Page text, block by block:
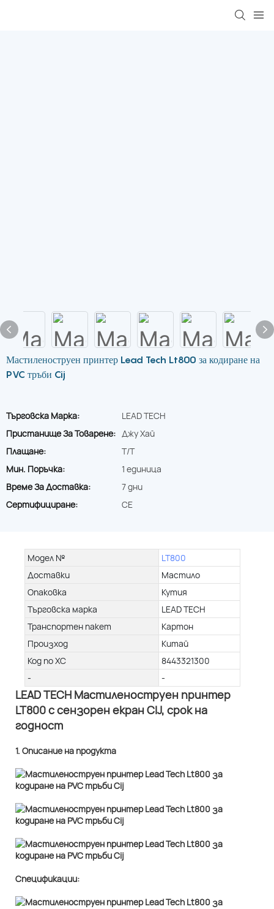
Мастиленоструен принтер Lead Tech Lt800 за кодиране на
PVC тръби Cij
Търговска Марка:
LEAD TECH
Пристанище За Товарене: Джу Хай
Плащане:
T/T
Мин. Поръчка:
1 единица
Време За Доставка:
7 дни
Сертифициране:
CE
Модел №
LT800
Доставки
Мастило
Опаковка
Кутия
Търговска марка
LEAD TECH
Транспортен пакет
Картон
Произход
Китай
Код по ХС
8443321300
-
-
LEAD TECH Мастиленоструен принтер
LT800 с сензорен екран CIJ, срок на
годност
1. Описание на продукта
Спецификации: